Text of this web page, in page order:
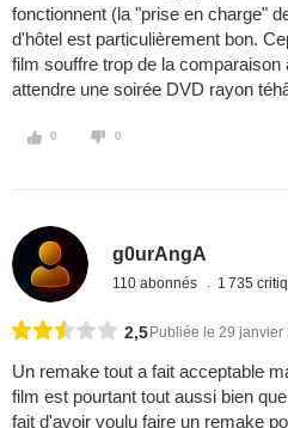
fonctionnent (la "prise en charge"
d'hôtel est particulièrement bon.
film souffre trop de la comparaison
attendre une soirée DVD rayon
0 0
g0urAngA
110 abonnés 1 735
2,5 Publiée le 29 janvier
Un remake tout a fait acceptable
film est pourtant tout aussi bien
fait d'avoir voulu faire un remake